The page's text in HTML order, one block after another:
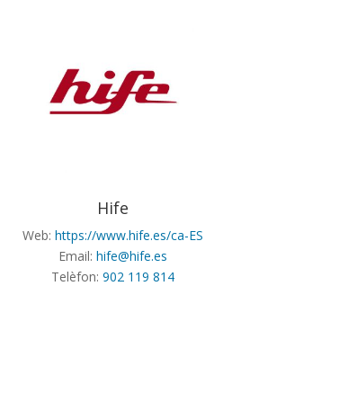
Hife
Web:https://www.hife.es/ca-ES
Email:hife@hife.es
Telèfon:902 119 814